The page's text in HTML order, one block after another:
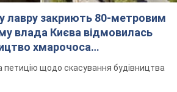
лавру закриють 80-метровим
влада Києва відмовилась
хмарочоса
петицію щодо скасування будівництва